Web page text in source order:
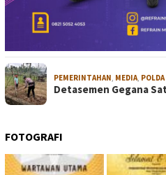
PEMERINTAHAN MEDIA
Detasemen Gegana
FOTOGRAFI